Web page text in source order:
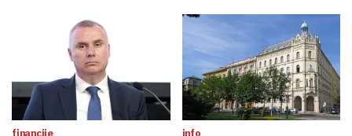
Crna godina za kripto: Bitcoin
i Ethereum završili u dubokom
tvrtke i tržišta
Allianz u prvom polugodištu
povećao prihode na 98,6
milijardi eura